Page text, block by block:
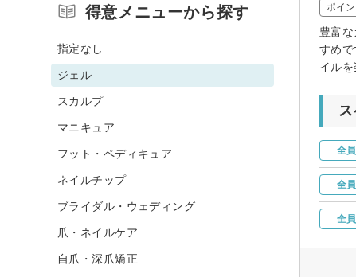
ポイ
豊富
すめ
イル
全員
全員
全員
得意メニューから探す
指定なし
ジェル
スカルプ
マニキュア
フット・ペディキュア
ネイルチップ
ブライダル・ウェディング
爪・ネイルケア
自爪・深爪矯正